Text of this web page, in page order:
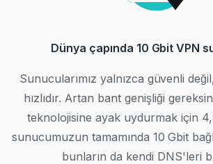
Dünya çapında 10 Gbit VPN
Sunucularımız yalnızca güvenli
hızlıdır. Artan bant genişliği
teknolojisine ayak uydurmak için
sunucumuzun tamamında 10 Gbit
bunların da kendi DNS'leri